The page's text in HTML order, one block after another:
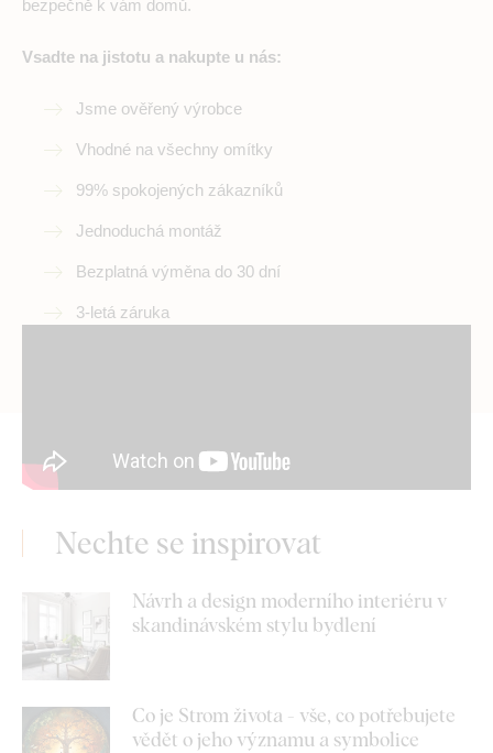
bezpečně k vám domů.
Vsadte na jistotu a nakupte u nás:
Jsme ověřený výrobce
Vhodné na všechny omítky
99% spokojených zákazníků
Jednoduchá montáž
Bezplatná výměna do 30 dní
3-letá záruka
Nechte se inspirovat
Návrh a design moderního interiéru v
skandinávském stylu bydlení
Co je Strom života - vše, co potřebujete
vědět o jeho významu a symbolice